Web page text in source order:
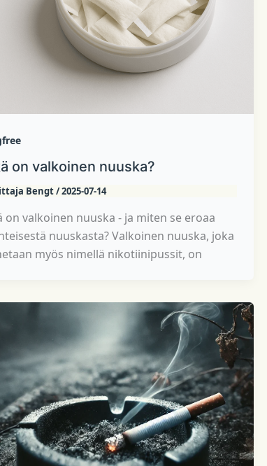
on valkoinen nuuska?
Bengt/2025-07-14
on valkoinen nuuska - ja miten se eroaa
nuuskasta? Valkoinen nuuska, joka
myös nimellä nikotiinipussit, on